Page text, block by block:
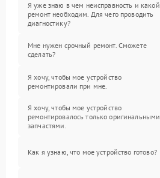
Я уже знаю в чем неисправность и какой
ремонт необходим. Для чего проводить
диагностику?
Мне нужен срочный ремонт. Сможете
сделать?
Я хочу, чтобы мое устройство
ремонтировали при мне.
Я хочу, чтобы мое устройство
ремонтировалось только оригинальными
запчастями.
Как я узнаю, что мое устройство готово?